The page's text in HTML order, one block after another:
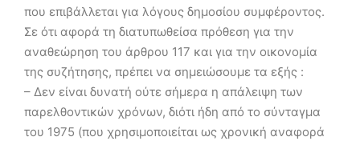
που επιβάλλεται για λόγους δημοσίου συμφέροντος.
Σε ότι αφορά τη διατυπωθείσα πρόθεση για την
αναθεώρηση του άρθρου 117 και για την οικονομία
της συζήτησης, πρέπει να σημειώσουμε τα εξής :
– Δεν είναι δυνατή ούτε σήμερα η απάλειψη των
παρελθοντικών χρόνων, διότι ήδη από το σύνταγμα
του 1975 (που χρησιμοποιείται ως χρονική αναφορά